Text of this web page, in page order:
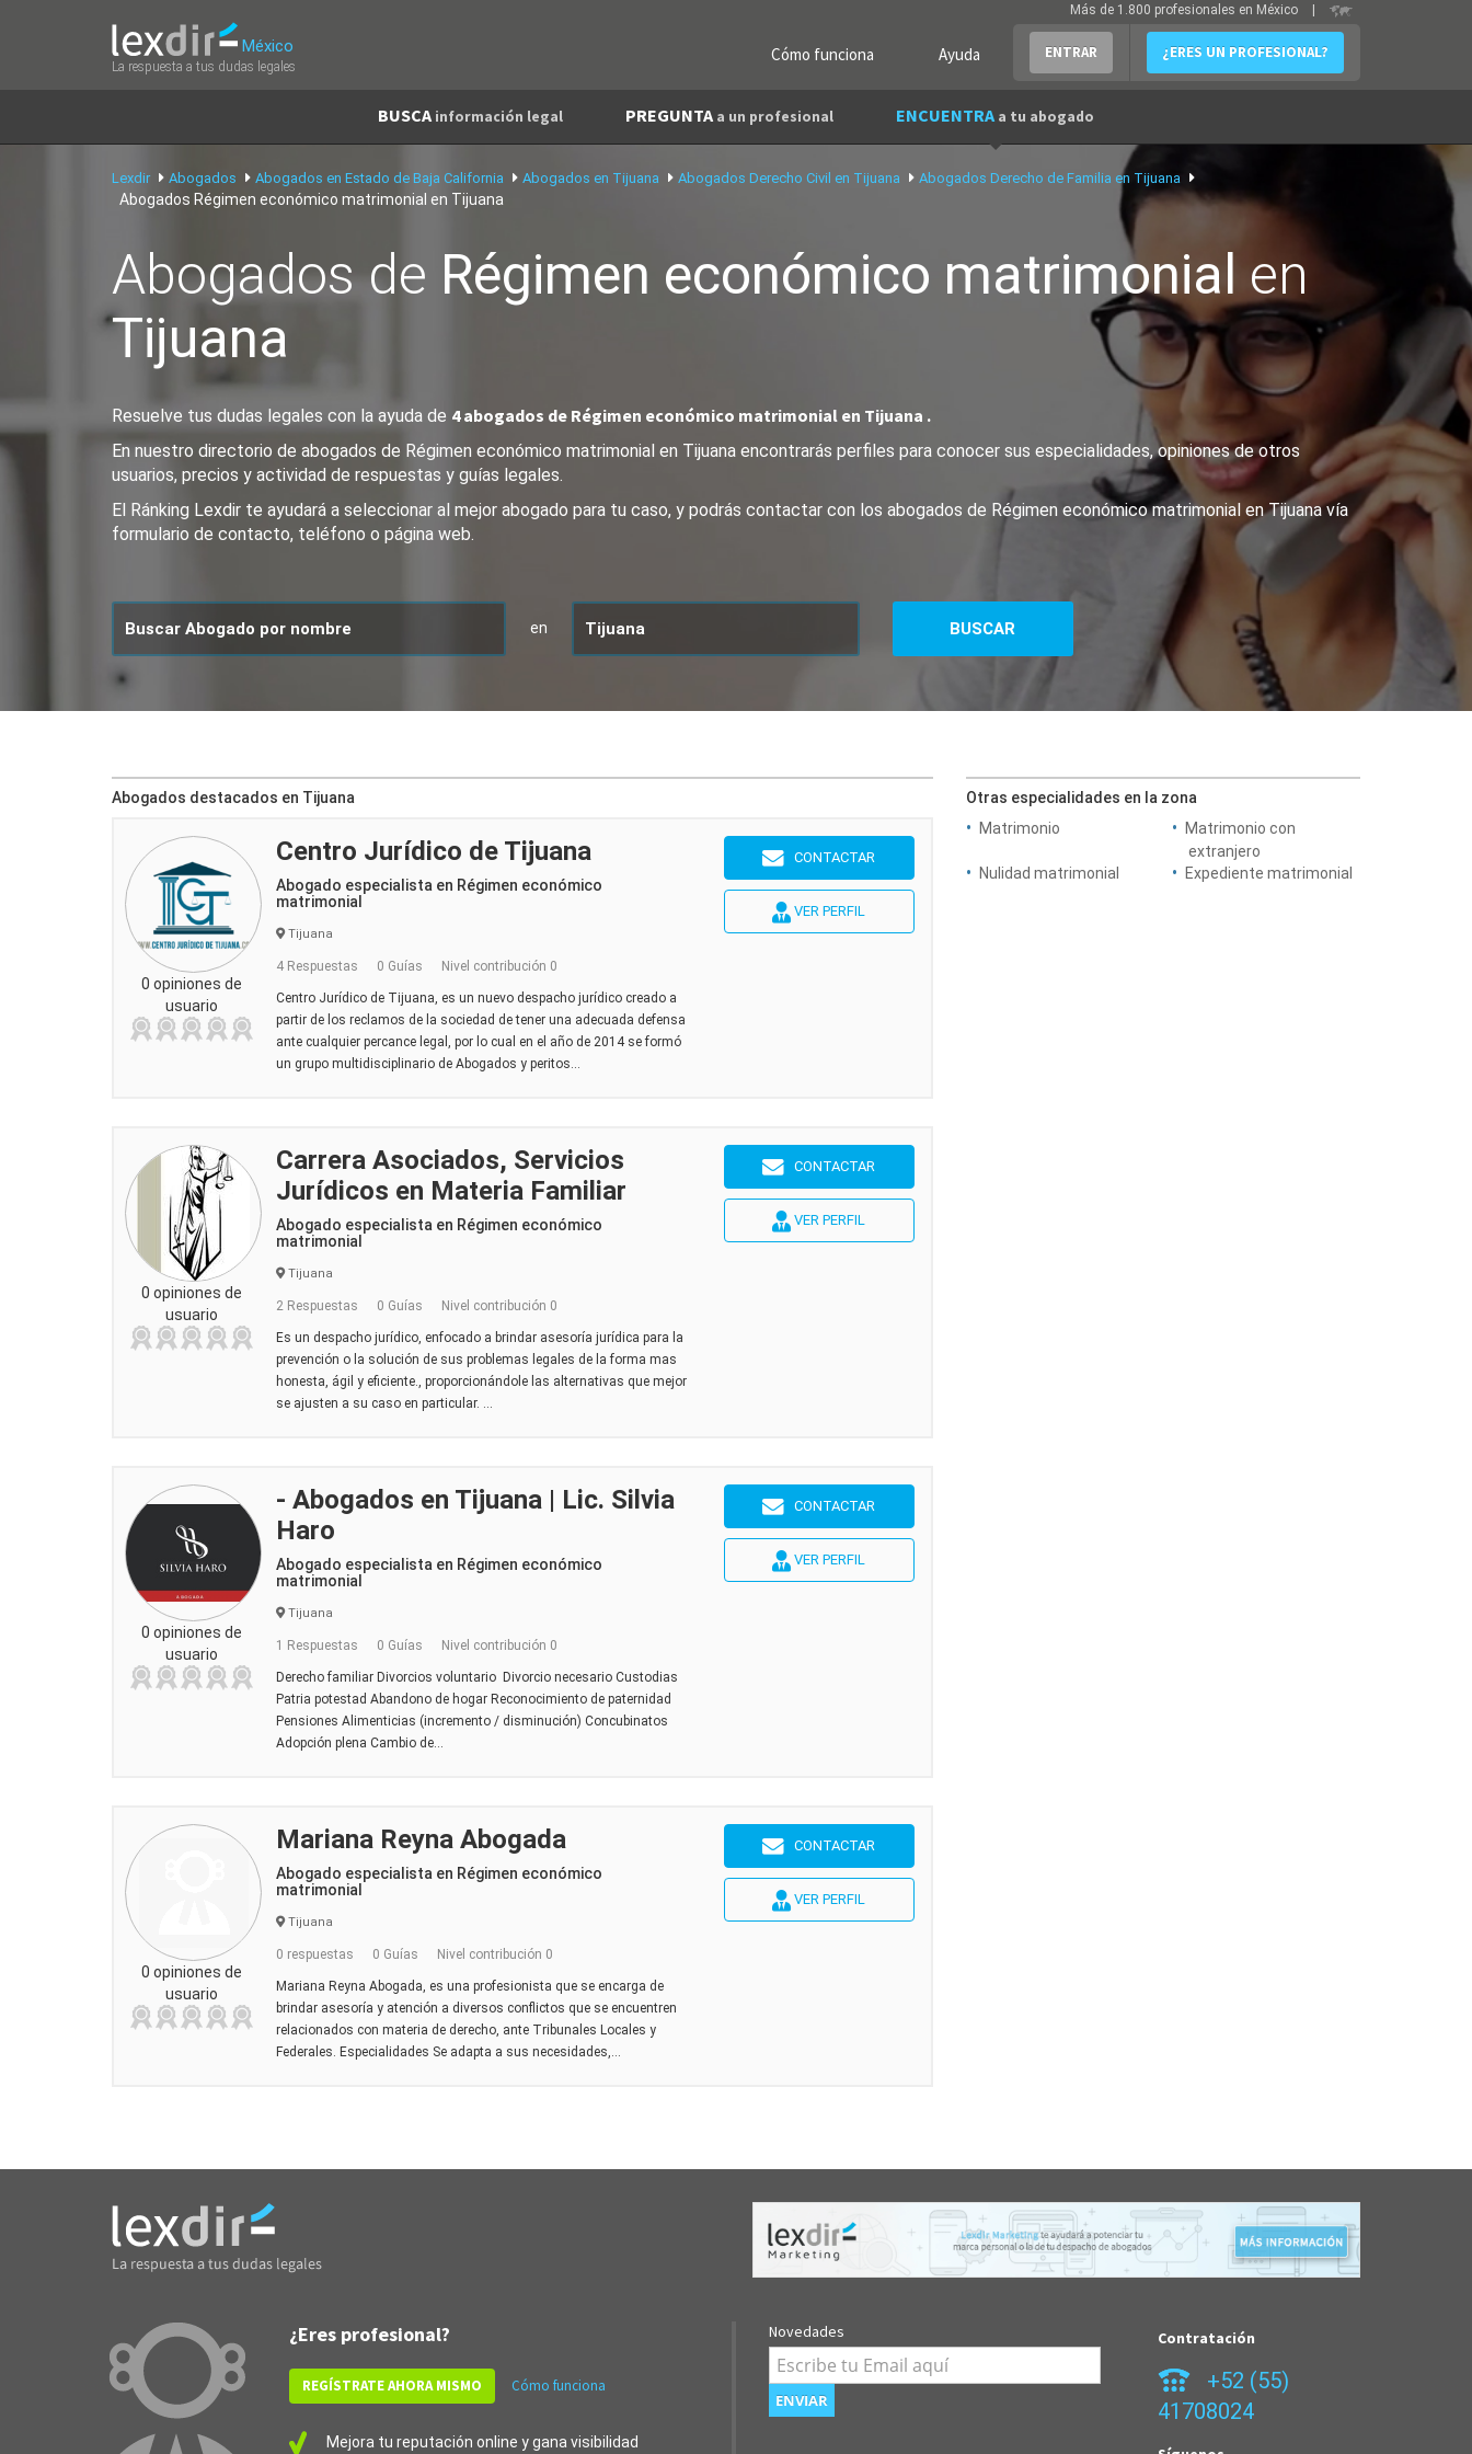
México
La respuesta a tus dudas legales
Cómo funciona Ayuda ENTRAR ¿ERES UN PROFESIONAL?
Más de 1.800 profesionales en México
BUSCA información legal PREGUNTA a un profesional ENCUENTRA a tu abogado
Lexdir Abogados Abogados en Estado de Baja California Abogados en Tijuana Abogados Derecho Civil en Tijuana Abogados Derecho de Familia en Tijuana
Abogados Régimen económico matrimonial en Tijuana
Abogados de Régimen económico matrimonial en
Tijuana
Resuelve tus dudas legales con la ayuda de 4 abogados de Régimen económico matrimonial en Tijuana .
En nuestro directorio de abogados de Régimen económico matrimonial en Tijuana encontrarás perfiles para conocer sus especialidades, opiniones de otros
usuarios, precios y actividad de respuestas y guías legales.
El Ránking Lexdir te ayudará a seleccionar al mejor abogado para tu caso, y podrás contactar con los abogados de Régimen económico matrimonial en Tijuana vía
formulario de contacto, teléfono o página web.
en
Abogados destacados en Tijuana
0 opiniones de
usuario
Centro Jurídico de Tijuana
Abogado especialista en Régimen económico
matrimonial
Tijuana
4 Respuestas 0 Guías Nivel contribución 0
Centro Jurídico de Tijuana, es un nuevo despacho jurídico creado a
partir de los reclamos de la sociedad de tener una adecuada defensa
ante cualquier percance legal, por lo cual en el año de 2014 se formó
un grupo multidisciplinario de Abogados y peritos...
CONTACTAR
VER PERFIL
0 opiniones de
usuario
Carrera Asociados, Servicios
Jurídicos en Materia Familiar
Abogado especialista en Régimen económico
matrimonial
Tijuana
2 Respuestas 0 Guías Nivel contribución 0
Es un despacho jurídico, enfocado a brindar asesoría jurídica para la
prevención o la solución de sus problemas legales de la forma mas
honesta, ágil y eficiente., proporcionándole las alternativas que mejor
se ajusten a su caso en particular. ...
CONTACTAR
VER PERFIL
0 opiniones de
usuario
- Abogados en Tijuana | Lic. Silvia
Haro
Abogado especialista en Régimen económico
matrimonial
Tijuana
1 Respuestas 0 Guías Nivel contribución 0
Derecho familiar Divorcios voluntario Divorcio necesario Custodias
Patria potestad Abandono de hogar Reconocimiento de paternidad
Pensiones Alimenticias (incremento / disminución) Concubinatos
Adopción plena Cambio de...
CONTACTAR
VER PERFIL
0 opiniones de
usuario
Mariana Reyna Abogada
Abogado especialista en Régimen económico
matrimonial
Tijuana
0 respuestas 0 Guías Nivel contribución 0
Mariana Reyna Abogada, es una profesionista que se encarga de
brindar asesoría y atención a diversos conflictos que se encuentren
relacionados con materia de derecho, ante Tribunales Locales y
Federales. Especialidades Se adapta a sus necesidades,...
CONTACTAR
VER PERFIL
Otras especialidades en la zona
Matrimonio
Matrimonio con
extranjero
Nulidad matrimonial
Expediente matrimonial
¿Eres profesional?
REGÍSTRATE AHORA MISMO Cómo funciona
Mejora tu reputación online y gana visibilidad
Novedades Contratación
+52 (55)
41708024